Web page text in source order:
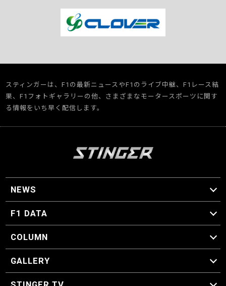
スティンガーは、F1の最新ニュースやF1のライブ中継、F1レース結
果、F1フォトギャラリーの他、さまざまなモータースポーツに関す
る情報をいち早く配信します。
NEWS
F1 ニュース
F1 DATA
F1 日程
F1 データ
COLUMN
マイ・ワンダフル・サーキット
スクーデリア・一方通行
F1に燃え、ゴルフに泣く日々。
スティングくんの部屋
GALLERY
GALLERY